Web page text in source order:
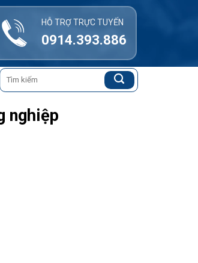
HỖ TRỢ TRỰC TUYẾN
0914.393.886
Tìm
kiếm:
nghiệp